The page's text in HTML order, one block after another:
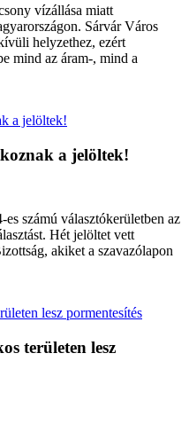
vízállása miatt
Sárvár Város
helyzethez, ezért
mind az áram-, mind a
a jelöltek!
számú választókerületben az
Hét jelöltet vett
akiket a szavazólapon
területen lesz